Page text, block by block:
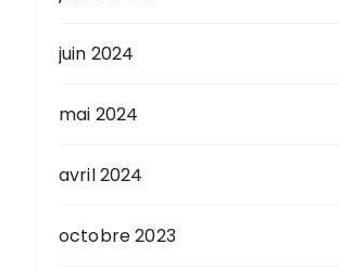
juin 2024
mai 2024
avril 2024
octobre 2023